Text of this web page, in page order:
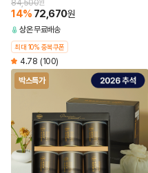
84,500원
14% 72,670원
상온무료배송
최대 10% 중복쿠폰
4.78 (100)
박스특가